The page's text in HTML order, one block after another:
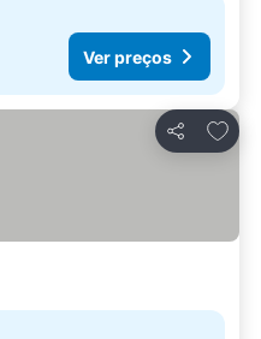
Ver preços
Partilhar